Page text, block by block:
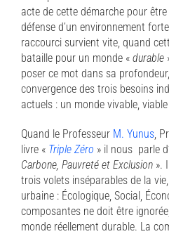
acte de cette démarche pour
défense d’un environnement
raccourci survient vite, quand
bataille pour un monde « durable
poser ce mot dans sa
convergence des trois besoins
actuels : un monde vivable,
Quand le Professeur M. Yunus,
livre « Triple Zéro » il nous parle
Carbone, Pauvreté et Exclusion ».
trois volets inséparables de la
urbaine : Écologique, Social,
composantes ne doit être
monde réellement durable. La